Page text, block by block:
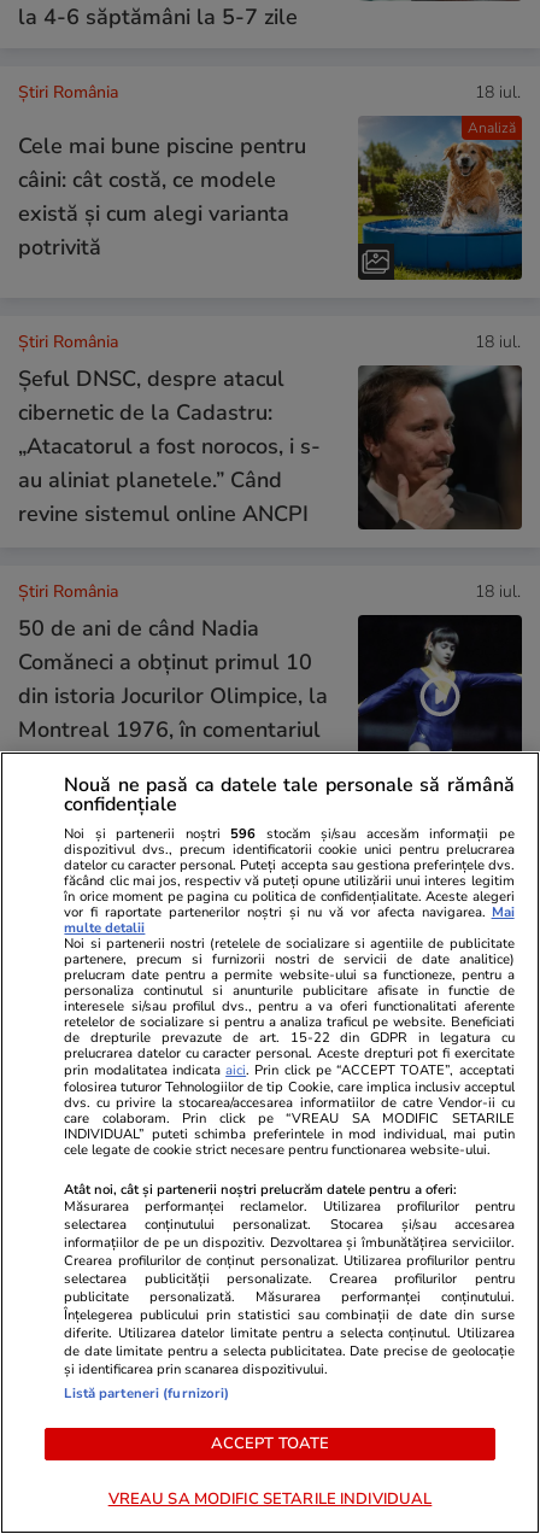
la 4-6 săptămâni la 5-7 zile
Analiză
Știri România 18 iul.
Cele mai bune piscine pentru
câini: cât costă, ce modele
există și cum alegi varianta
potrivită
Știri România 18 iul.
Șeful DNSC, despre atacul
cibernetic de la Cadastru:
„Atacatorul a fost norocos, i s-
au aliniat planetele.” Când
revine sistemul online ANCPI
Știri România 18 iul.
50 de ani de când Nadia
Comăneci a obţinut primul 10
din istoria Jocurilor Olimpice, la
Montreal 1976, în comentariul
lui Cristian Țopescu
18 iul.
Va reuși România să-și păstreze
rating-ul la nivelul Botswanei?
E asumată treaba!
18 iul.
Poate vine un extraterestru și
ne face bine
17 iul.
De ce socialismul și comunismul
sucesc mințile oamenilor?
Nouă ne pasă ca datele tale personale să rămână
confidențiale
Noi și partenerii noștri 596 stocăm și/sau accesăm informații pe
dispozitivul dvs., precum identificatorii cookie unici pentru prelucrarea
datelor cu caracter personal. Puteți accepta sau gestiona preferințele dvs.
făcând clic mai jos, respectiv vă puteți opune utilizării unui interes legitim
în orice moment pe pagina cu politica de confidențialitate. Aceste alegeri
vor fi raportate partenerilor noștri și nu vă vor afecta navigarea. Mai
multe detalii
Noi si partenerii nostri (retelele de socializare si agentiile de publicitate
partenere, precum si furnizorii nostri de servicii de date analitice)
prelucram date pentru a permite website-ului sa functioneze, pentru a
personaliza continutul si anunturile publicitare afisate in functie de
interesele si/sau profilul dvs., pentru a va oferi functionalitati aferente
retelelor de socializare si pentru a analiza traficul pe website. Beneficiati
de drepturile prevazute de art. 15-22 din GDPR in legatura cu
prelucrarea datelor cu caracter personal. Aceste drepturi pot fi exercitate
prin modalitatea indicataaici. Prin click pe “ACCEPT TOATE”, acceptati
folosirea tuturor Tehnologiilor de tip Cookie, care implica inclusiv acceptul
dvs. cu privire la stocarea/accesarea informatiilor de catre Vendor-ii cu
care colaboram. Prin click pe “VREAU SA MODIFIC SETARILE
INDIVIDUAL” puteti schimba preferintele in mod individual, mai putin
cele legate de cookie strict necesare pentru functionarea website-ului.
Atât noi, cât și partenerii noștri prelucrăm datele pentru a oferi:
Măsurarea performanței reclamelor. Utilizarea profilurilor pentru
selectarea conținutului personalizat. Stocarea și/sau accesarea
informațiilor de pe un dispozitiv. Dezvoltarea și îmbunătățirea serviciilor.
Crearea profilurilor de conținut personalizat. Utilizarea profilurilor pentru
selectarea publicității personalizate. Crearea profilurilor pentru
publicitate personalizată. Măsurarea performanței conținutului.
Înțelegerea publicului prin statistici sau combinații de date din surse
diferite. Utilizarea datelor limitate pentru a selecta conținutul. Utilizarea
de date limitate pentru a selecta publicitatea. Date precise de geolocație
și identificarea prin scanarea dispozitivului.
Listă parteneri (furnizori)
ACCEPT TOATE
VREAU SA MODIFIC SETARILE INDIVIDUAL